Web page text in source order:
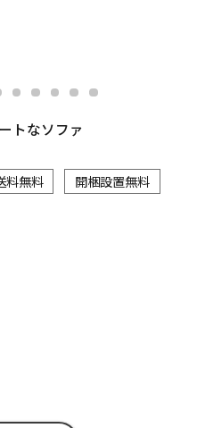
トなソファ
料無料 開梱設置無料